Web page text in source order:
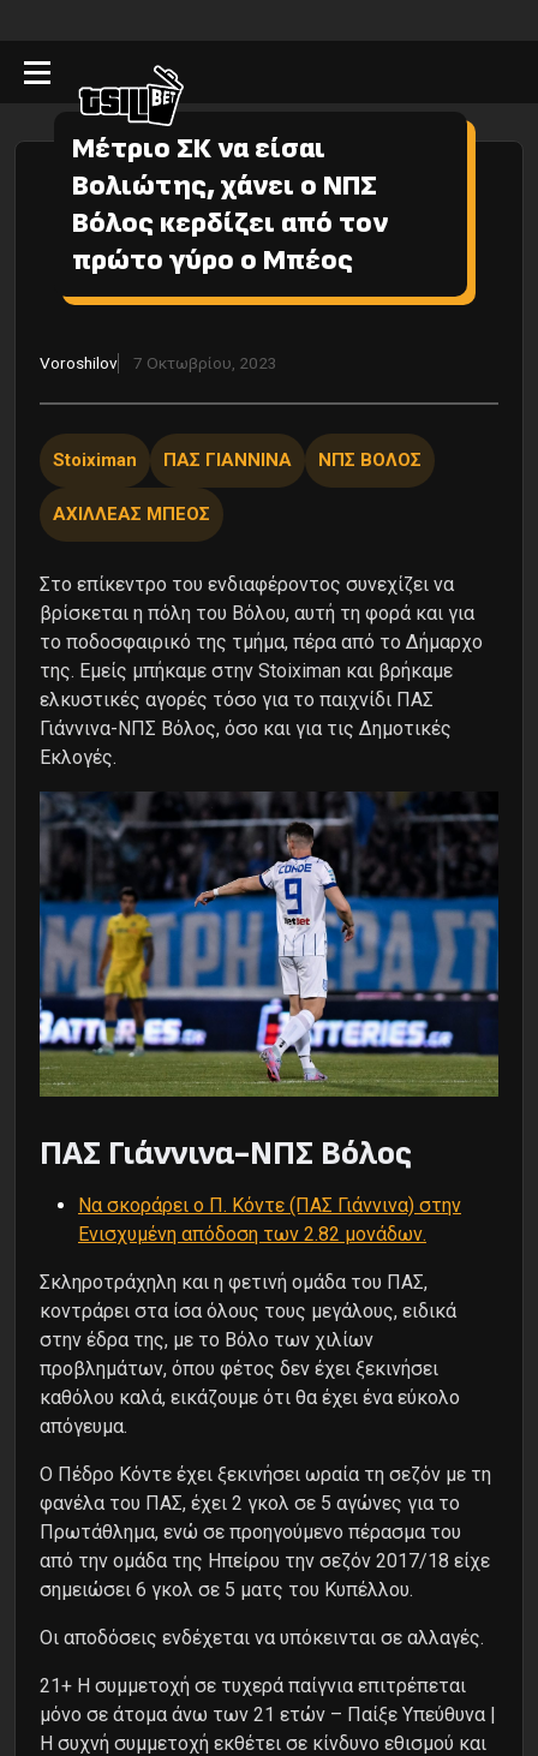
Μέτριο ΣΚ να είσαι
Βολιώτης, χάνει ο ΝΠΣ
Βόλος κερδίζει από τον
πρώτο γύρο ο Μπέος
Voroshilov 7 Οκτωβρίου, 2023
Stoiximan ΠΑΣ ΓΙΑΝΝΙΝΑ ΝΠΣ ΒΟΛΟΣ
ΑΧΙΛΛΕΑΣ ΜΠΕΟΣ
Στο επίκεντρο του ενδιαφέροντος συνεχίζει να
βρίσκεται η πόλη του Βόλου, αυτή τη φορά και για
το ποδοσφαιρικό της τμήμα, πέρα από το Δήμαρχο
της. Εμείς μπήκαμε στην Stoiximan και βρήκαμε
ελκυστικές αγορές τόσο για το παιχνίδι ΠΑΣ
Γιάννινα-ΝΠΣ Βόλος, όσο και για τις Δημοτικές
Εκλογές.
ΠΑΣ Γιάννινα-ΝΠΣ Βόλος
Να σκοράρει ο Π. Κόντε (ΠΑΣ Γιάννινα) στην
Ενισχυμένη απόδοση των 2.82 μονάδων.
Σκληροτράχηλη και η φετινή ομάδα του ΠΑΣ,
κοντράρει στα ίσα όλους τους μεγάλους, ειδικά
στην έδρα της, με το Βόλο των χιλίων
προβλημάτων, όπου φέτος δεν έχει ξεκινήσει
καθόλου καλά, εικάζουμε ότι θα έχει ένα εύκολο
απόγευμα.
Ο Πέδρο Κόντε έχει ξεκινήσει ωραία τη σεζόν με τη
φανέλα του ΠΑΣ, έχει 2 γκολ σε 5 αγώνες για το
Πρωτάθλημα, ενώ σε προηγούμενο πέρασμα του
από την ομάδα της Ηπείρου την σεζόν 2017/18 είχε
σημειώσει 6 γκολ σε 5 ματς του Κυπέλλου.
Oι αποδόσεις ενδέχεται να υπόκεινται σε αλλαγές.
21+ Η συμμετοχή σε τυχερά παίγνια επιτρέπεται
μόνο σε άτομα άνω των 21 ετών – Παίξε Υπεύθυνα |
Η συχνή συμμετοχή εκθέτει σε κίνδυνο εθισμού και